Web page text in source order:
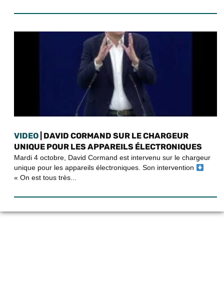
VIDEO | DAVID CORMAND SUR LE CHARGEUR
UNIQUE POUR LES APPAREILS ÉLECTRONIQUES
Mardi 4 octobre, David Cormand est intervenu sur le chargeur
unique pour les appareils électroniques. Son intervention
« On est tous très...